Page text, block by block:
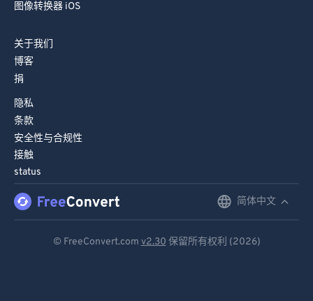
图像转换器 iOS
关于我们
博客
捐
隐私
条款
安全性与合规性
接触
status
简体中文
© FreeConvert.com v2.30 保留所有权利 (2026)